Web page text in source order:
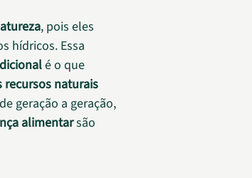
, pois eles
hídricos. Essa
é o que
recursos naturais
geração a geração,
alimentarsão